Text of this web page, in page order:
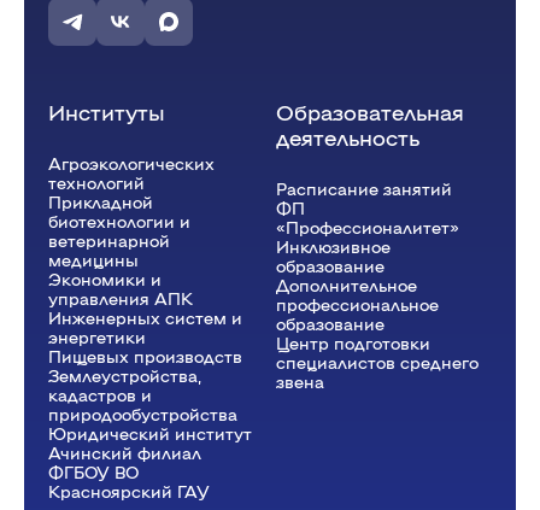
Институты
Агроэкологических
технологий
Прикладной
биотехнологии и
ветеринарной
медицины
Экономики и
управления АПК
Инженерных систем и
энергетики
Пищевых производств
Землеустройства,
кадастров и
природообустройства
Юридический институт
Ачинский филиал
ФГБОУ ВО
Красноярский ГАУ
Образовательная
деятельность
Расписание занятий
ФП
«Профессионалитет»
Инклюзивное
образование
Дополнительное
профессиональное
образование
Центр подготовки
специалистов среднего
звена